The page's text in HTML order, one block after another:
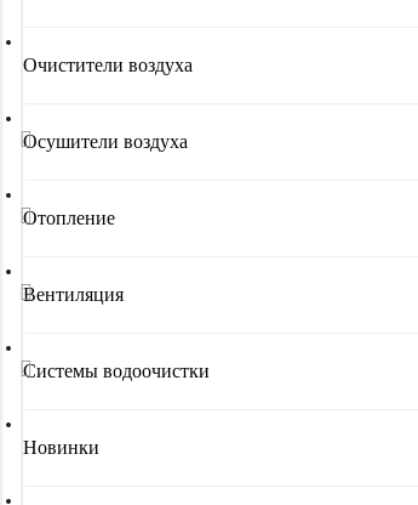
Очистители воздуха
Осушители воздуха
Отопление
Вентиляция
Системы водоочистки
Новинки